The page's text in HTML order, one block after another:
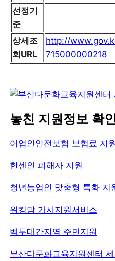
선정기
준
상세조
회URL
http://
715000000218
놓친 지원정보 확
어업인안전보험 보험료 지
한센인 피해자 지원
청년농업인 맞춤형 특화 지
워킹맘 가사지원서비스
백두대간지역 주민지원
부산다문화교육지원센터